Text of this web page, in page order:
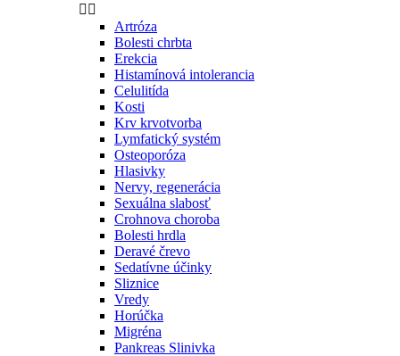
 
Artróza
Bolesti chrbta
Erekcia
Histamínová intolerancia
Celulitída
Kosti
Krv krvotvorba
Lymfatický systém
Osteoporóza
Hlasivky
Nervy, regenerácia
Sexuálna slabosť
Crohnova choroba
Bolesti hrdla
Deravé črevo
Sedatívne účinky
Sliznice
Vredy
Horúčka
Migréna
Pankreas Slinivka